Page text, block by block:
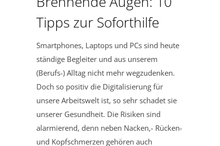
Tipps zur Soforthilfe
Smartphones, Laptops und PCs sind heute
ständige Begleiter und aus unserem
(Berufs-) Alltag nicht mehr wegzudenken.
Doch so positiv die Digitalisierung für
unsere Arbeitswelt ist, so sehr schadet sie
unserer Gesundheit. Die Risiken sind
alarmierend, denn neben Nacken,- Rücken-
und Kopfschmerzen gehören auch